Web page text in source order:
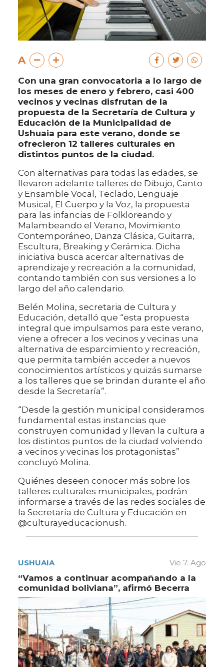
A
Con una gran convocatoria a lo largo de
los meses de enero y febrero, casi 400
vecinos y vecinas disfrutan de la
propuesta de la Secretaría de Cultura y
Educación de la Municipalidad de
Ushuaia para este verano, donde se
ofrecieron 12 talleres culturales en
distintos puntos de la ciudad.
Con alternativas para todas las edades, se
llevaron adelante talleres de Dibujo, Canto
y Ensamble Vocal, Teclado, Lenguaje
Musical, El Cuerpo y la Voz, la propuesta
para las infancias de Folkloreando y
Malambeando el Verano, Movimiento
Contemporáneo, Danza Clásica, Guitarra,
Escultura, Breaking y Cerámica. Dicha
iniciativa busca acercar alternativas de
aprendizaje y recreación a la comunidad,
contando también con sus versiones a lo
largo del año calendario.
Belén Molina, secretaria de Cultura y
Educación, detalló que “esta propuesta
integral que impulsamos para este verano,
viene a ofrecer a los vecinos y vecinas una
alternativa de esparcimiento y recreación,
que permita también acceder a nuevos
conocimientos artísticos y quizás sumarse
a los talleres que se brindan durante el año
desde la Secretaría”.
“Desde la gestión municipal consideramos
fundamental estas instancias que
construyen comunidad y llevan la cultura a
los distintos puntos de la ciudad volviendo
a vecinos y vecinas los protagonistas”
concluyó Molina.
Quiénes deseen conocer más sobre los
talleres culturales municipales, podrán
informarse a través de las redes sociales de
la Secretaría de Cultura y Educación en
@culturayeducacionush.
USHUAIA Vie 7. Ago
“Vamos a continuar acompañando a la
comunidad boliviana”, afirmó Becerra